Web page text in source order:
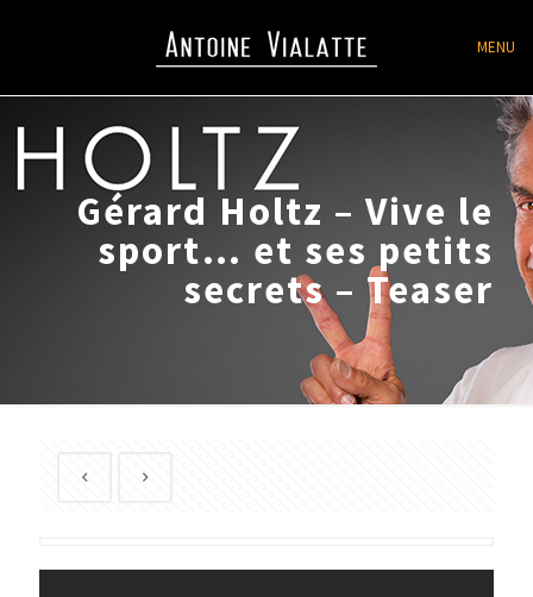
MENU
Gérard Holtz – Vive le
sport… et ses petits
secrets – Teaser